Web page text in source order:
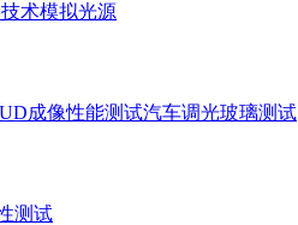
术模拟光源
成像性能测试汽车调光玻璃测试
测试